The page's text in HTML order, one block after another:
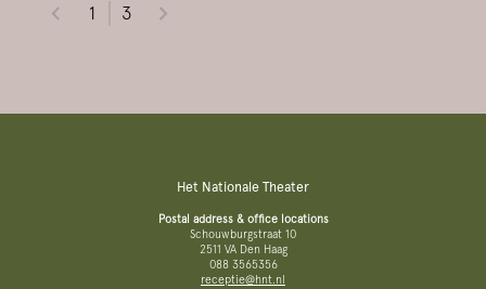
1 3
Het Nationale Theater
Postal address & office locations
Schouwburgstraat 10
2511 VA Den Haag
088 3565356
receptie@hnt.nl